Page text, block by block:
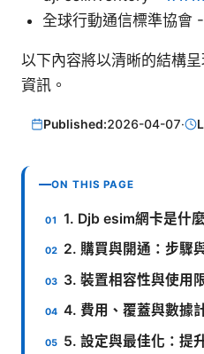
全球行動通信標準協會
以下內容將以清晰的結構
資訊。
Published:2026-04-07·
ON THIS PAGE
1. Djb esim網卡是什
2. 購買與開通：步驟
3. 裝置相容性與使用
4. 費用、覆蓋與數據
5. 設定與最佳化：提